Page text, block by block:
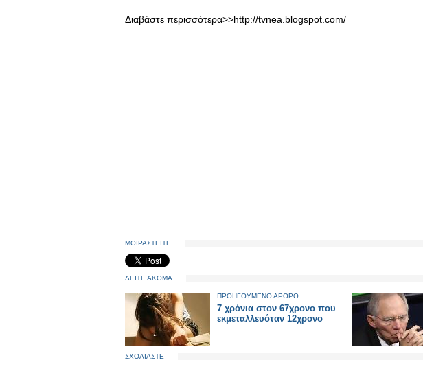
Διαβάστε περισσότερα>>http://tvnea.blogspot.com/
ΜΟΙΡΑΣΤΕΙΤΕ
ΔΕΙΤΕ ΑΚΟΜΑ
ΠΡΟΗΓΟΥΜΕΝΟ ΑΡΘΡΟ
7 χρόνια στον 67χρονο που
εκμεταλλευόταν 12χρονο
ΣΧΟΛΙΑΣΤΕ